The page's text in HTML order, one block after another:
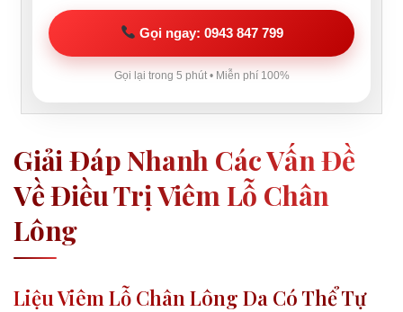
Gọi ngay: 0943 847 799
Gọi lại trong 5 phút • Miễn phí 100%
Giải Đáp Nhanh Các Vấn Đề
Về Điều Trị Viêm Lỗ Chân
Lông
Liệu Viêm Lỗ Chân Lông Da Có Thể Tự